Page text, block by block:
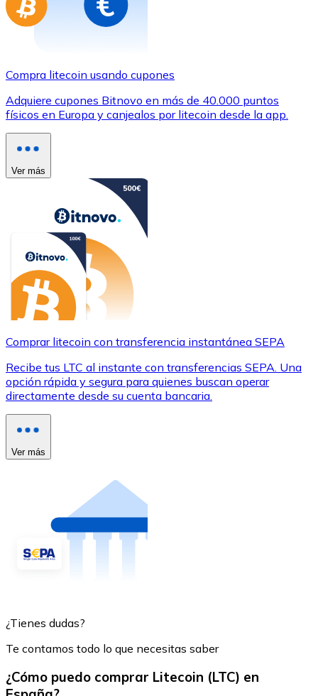
Compra litecoin usando cupones
Adquiere cupones Bitnovo en más de 40.000 puntos
físicos en Europa y canjealos por litecoin desde la app.
Ver más
Comprar litecoin con transferencia instantánea SEPA
Recibe tus LTC al instante con transferencias SEPA. Una
opción rápida y segura para quienes buscan operar
directamente desde su cuenta bancaria.
Ver más
¿Tienes dudas?
Te contamos todo lo que necesitas saber
¿Cómo puedo comprar Litecoin (LTC) en